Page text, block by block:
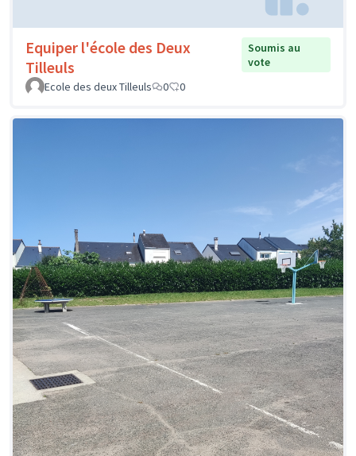
Equiper l'école des Deux
Tilleuls
Soumis au
vote
Ecole des deux Tilleuls
0 0